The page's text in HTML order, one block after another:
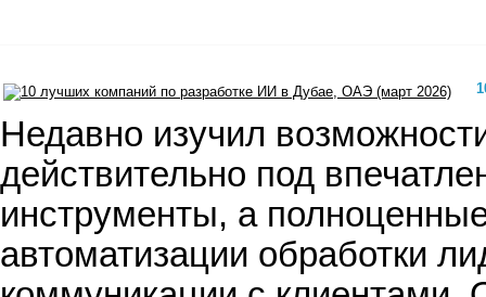
Недавно изучил
действительно под
инструменты, а
автоматизации обработки